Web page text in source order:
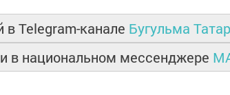
Telegram-канале Бугульма
в национальном мессенджере